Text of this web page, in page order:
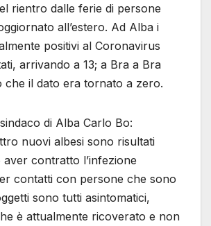
rientro dalle ferie di persone
all’estero. Ad Alba i
positivi al Coronavirus
arrivando a 13; a Bra a Bra
che il dato era tornato a zero.
di Alba Carlo Bo:
nuovi albesi sono risultati
aver contratto l’infezione
contatti con persone che sono
sono tutti asintomatici,
è attualmente ricoverato e non